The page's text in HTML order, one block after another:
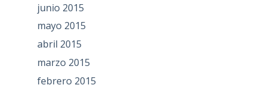
junio 2015
mayo 2015
abril 2015
marzo 2015
febrero 2015